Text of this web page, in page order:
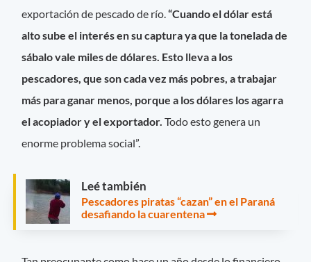
exportación de pescado de río.“Cuando el dólar está
alto sube el interés en su captura ya que la tonelada de
sábalo vale miles de dólares. Esto lleva a los
pescadores, que son cada vez más pobres, a trabajar
más para ganar menos, porque a los dólares los agarra
el acopiador y el exportador.Todo esto genera un
enorme problema social”.
Leé también
Pescadores piratas “cazan” en el Paraná
desafiando la cuarentena